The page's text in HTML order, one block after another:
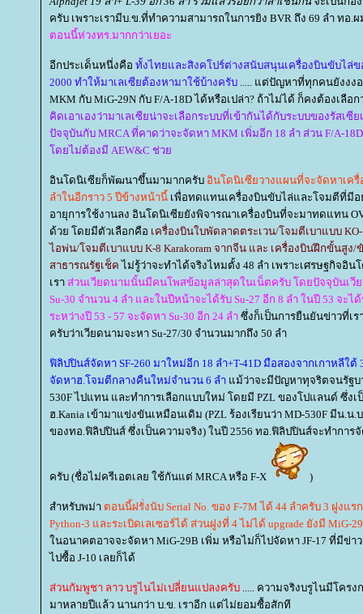
ครับ เพราะเรามีบ.ข.ที่ทำความสามารถในการยิง BVR ถึง 69 ลำ ทอ.
ตอนนี้ห่วงทร.มากกว่าเยอะ
อีกประเด็นหนึ่งคือ ทั้งไทยและสิงคโปร์ต่างสนับสนุนเครื่องบินขับไล่ข
2000 ทำให้มาเลเซียต้องหามาใช้บ้างครับ
..... แต่ปัญหาที่ทุกคนยังง
MKM กับ MiG-29N กับ F/A-18D ได้หรือเปล่า? ถ้าไม่ได้ ก็คงต้องเลือ
คิดเอาเองว่ามาเลเซียน่าจะเลือกระบบที่เข้ากันได้กับระบบของรัสเซี
ปัจจุบันกับ MRCA ที่คาดว่าจะจัดหา MKM เพิ่มอีก 18 ลำ ส่วน F/A-
ดยไม่ต้องมี AEW&C ช่ว
อินโดนิเซียก็พัฒนาขึ้นมามากครับ อินโดนิเซียวางแผนที่จะจัดหาเค
ลำในอีกราว 5 ปีข้างหน้านี้ เพื่อทดแทนเครื่องบินขับไล่และโจมตีที่มี
อายุการใช้งานลง อินโดนิเซียยังพิจารณาเครื่องบินที่จะมาทดแทน OV-
ด้วย โดยมีตัวเลือกคือ เครื่องบินใบพัดลาดตระเวน/โจมตีเบาแบบ
ไอพ่น/โจมตีเบาแบบ K-8 Karakoram จากจีน และ เครื่องบินฝึกขั้นสูง/
สาธารณรัฐเช็ค ไม่รู้ว่าจะทำได้จริงไหมตั้ง 48 ลำ เพราะเศรษฐกิจอิ
เรา ส่วนเวียดนามนั้นมีคนโพสข้อมูลล่าสุดในเน็ตครับ โดยปัจจุบันเวีย
Su-30 จำนวน 4 ลำ และในปีหน้าจะได้รับ Su-27 อีก 8 ลำ ในปี 53 จะไ
ระหว่างปี 53 - 57 จะจัดหา Su-30 อีก 24 ลำ ซึ่งก็เป็นการยืนยันข่าวที่เ
ครับว่าเวียดนามจะหา Su-27/30 จำนวนมากถึง 50 ลำ
ฟิลิปปินส์จัดหา SF-260 มาใหม่อีก 18 ลำ+T-41D มือสองจากเกาหลีใ
จัดหาฮ.โจมตีกลางคืนใหม่จำนวน 6 ลำ ม้ว่าจะมีปัญหาทุจริตจนรัฐบ
530F ไปแทน และทำการเลือกแบบใหม่ โดยมี PZL ของโปแลนด์ ซึ่ง
ฮ.Kania เข้ามาแข่งขันเหมือนเดิม (PZL ร้องเรียนว่า MD-530F มีน.น
ของทอ.ฟิลิปปินส์ ซึ่งเป็นความจริง) ในปี 2556 ทอ.ฟิลิปปินส์จะทำการ
ครับ (ชื่อไม่ครีเอตเลย ใช้กันแต่ MRCA หรือ F-X )
สำหรับพม่า ตอนนี้ฝรั่งนับ Serial No. ของ F-7M ได้ 44 ลำครับ 3 ฝูงแร
Python-3 และระเบิดเลเซอร์ได้ ส่วนฝูงที่ 4 ไม่ได้ upgrade ยังมี MiG-
นอนาคตอาจจะจัดหา MiG-29B เพิ่ม หรือไม่ก็ไปจัดหา JF-17 ที่มีข่า
ไปซื้อ J-10 เลยก็ได้
ส่วนกัมพูชา ลาว บรูไนไม่เปลี่ยนแปลงครับ ..... ความจริงบรูไนมีโคร
มาหลายปีแล้ว นานกว่า บ.ข. เราอีก แต่ไม่ยอมซื้อสักที